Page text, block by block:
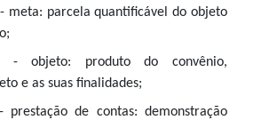
meta: parcela quantificável do objeto
- objeto: produto do convênio,
e as suas finalidades;
prestação de contas: demonstração